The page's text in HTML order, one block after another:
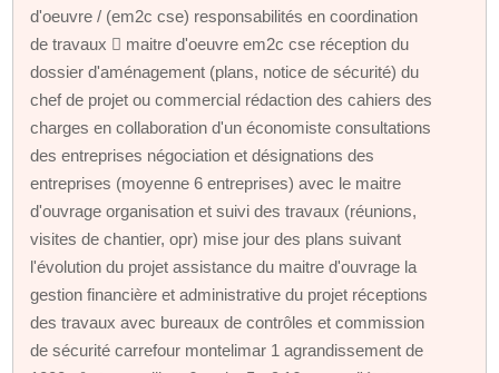
d'oeuvre / (em2c cse) responsabilités en coordination
de travaux  maitre d'oeuvre em2c cse réception du
dossier d'aménagement (plans, notice de sécurité) du
chef de projet ou commercial rédaction des cahiers des
charges en collaboration d'un économiste consultations
des entreprises négociation et désignations des
entreprises (moyenne 6 entreprises) avec le maitre
d'ouvrage organisation et suivi des travaux (réunions,
visites de chantier, opr) mise jour des plans suivant
l'évolution du projet assistance du maitre d'ouvrage la
gestion financière et administrative du projet réceptions
des travaux avec bureaux de contrôles et commission
de sécurité carrefour montelimar 1 agrandissement de